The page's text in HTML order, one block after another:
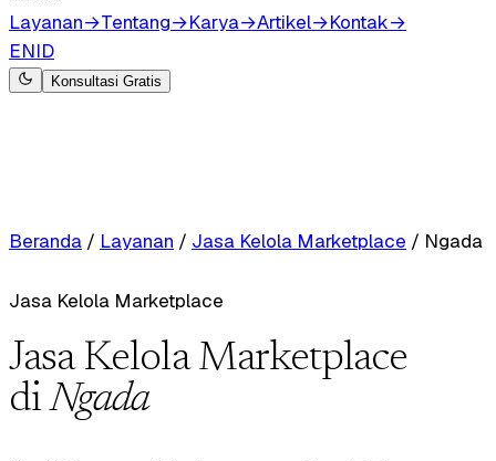
Layanan→Tentang→Karya→Artikel→Kontak→
ENID
Konsultasi Gratis
Beranda / Layanan / Jasa Kelola Marketplace / Ngada
Jasa Kelola Marketplace
Jasa Kelola Marketplace
diNgada